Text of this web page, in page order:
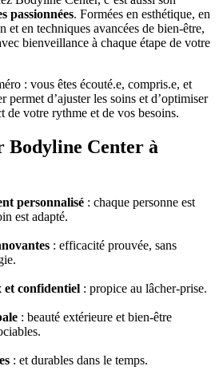
passionnées. Formées en esthétique, en
et en techniques avancées de bien-être,
bienveillance à chaque étape de votre
: vous êtes écouté.e, compris.e, et
d’ajuster les soins et d’optimiser
de votre rythme et de vos besoins.
Bodyline Center à
personnalisé : chaque personne est
est adapté.
: efficacité prouvée, sans
et confidentiel : propice au lâcher-prise.
: beauté extérieure et bien-être
: et durables dans le temps.